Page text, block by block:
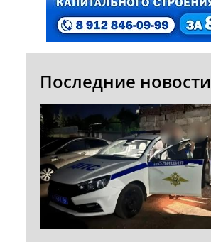
Последние новости